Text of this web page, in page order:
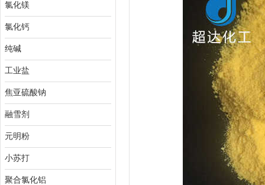
氯化镁
氯化钙
纯碱
工业盐
焦亚硫酸钠
融雪剂
元明粉
小苏打
聚合氯化铝